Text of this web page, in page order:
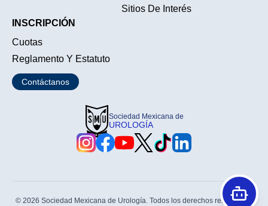
Sociedad Mexicana de
UROLOGÍA
Sitios De Interés
INSCRIPCIÓN
Cuotas
Reglamento Y Estatuto
Contáctanos
© 2026 Sociedad Mexicana de Urología. Todos los derechos reservados.